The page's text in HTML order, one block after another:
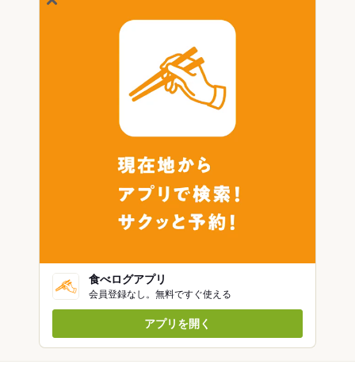
食べログアプリ
会員登録なし。無料ですぐ使える
アプリを開く